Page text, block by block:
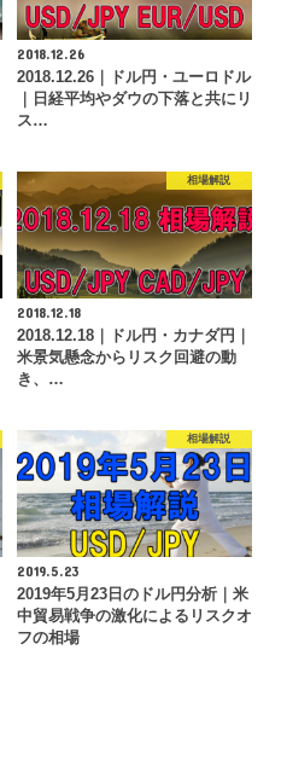
2018.12.26
2018.12.26｜ドル円・ユーロドル
｜日経平均やダウの下落と共にリ
ス…
相場解説
2018.12.18
2018.12.18｜ドル円・カナダ円｜
米景気懸念からリスク回避の動
き、…
相場解説
2019.5.23
2019年5月23日のドル円分析｜米
中貿易戦争の激化によるリスクオ
フの相場